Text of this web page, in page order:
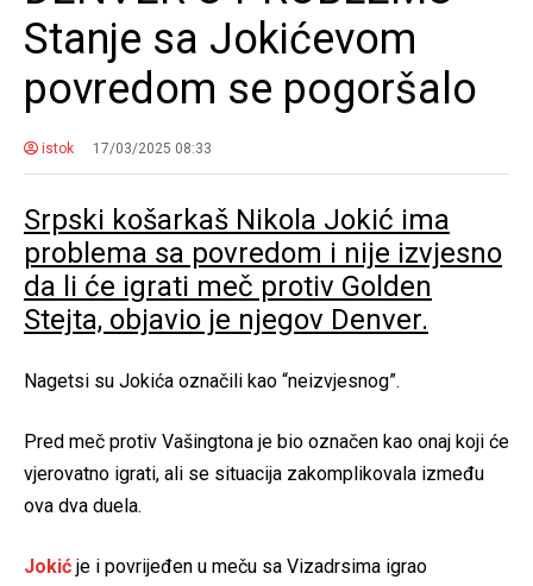
Stanje sa Jokićevom
povredom se pogoršalo
istok 17/03/2025 08:33
Srpski košarkaš Nikola Jokić ima
problema sa povredom i nije izvjesno
da li će igrati meč protiv Golden
Stejta, objavio je njegov Denver.
Nagetsi su Jokića označili kao “neizvjesnog”.
Pred meč protiv Vašingtona je bio označen kao onaj koji će
vjerovatno igrati, ali se situacija zakomplikovala između
ova dva duela.
Jokić je i povrijeđen u meču sa Vizadrsima igrao